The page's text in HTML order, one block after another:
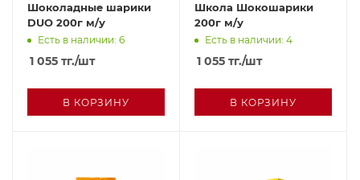
Шоколадные шарики
DUO 200г м/у
Есть в наличии: 6
1 055 тг./шт
В КОРЗИНУ
Школа Шокошарики
200г м/у
Есть в наличии: 4
1 055 тг./шт
В КОРЗИНУ